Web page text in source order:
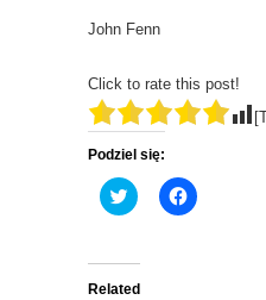
John Fenn
Click to rate this post!
Podziel się:
C
l
t
o
C
l
Related